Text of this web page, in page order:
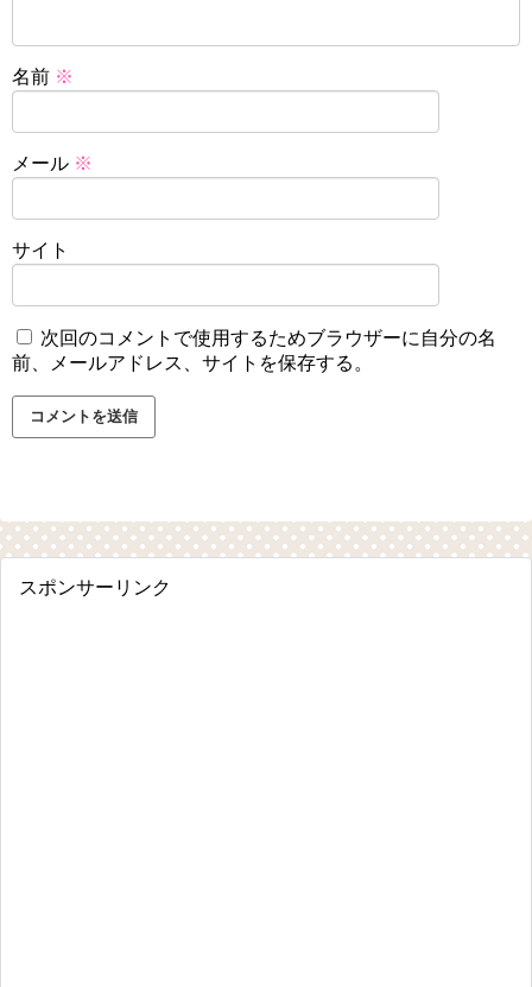
名前 ※
メール ※
サイト
次回のコメントで使用するためブラウザーに自分の名
前、メールアドレス、サイトを保存する。
スポンサーリンク